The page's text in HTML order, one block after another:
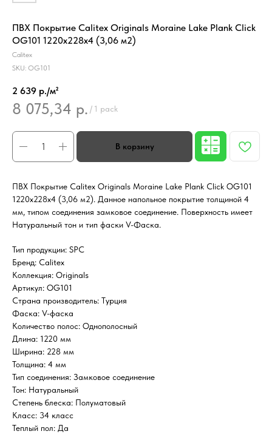
ПВХ Покрытие Calitex Originals Moraine Lake Plank Click
OG101 1220x228x4 (3,06 м2)
Calitex
SKU: OG101
2 639 р./м²
8 075,34 р. / 1 pack
ПВХ Покрытие Calitex Originals Moraine Lake Plank Click OG101
1220x228x4 (3,06 м2). Данное напольное покрытие толщиной 4
мм, типом соединения замковое соединение. Поверхность имеет
Натуральный тон и тип фаски V-Фаска.
Тип продукции: SPC
Бренд: Calitex
Коллекция: Originals
Артикул: OG101
Страна производитель: Турция
Фаска: V-фаска
Количество полос: Однополосный
Длина: 1220 мм
Ширина: 228 мм
Толщина: 4 мм
Тип соединения: Замковое соединение
Тон: Натуральный
Степень блеска: Полуматовый
Класс: 34 класс
Теплый пол: Да